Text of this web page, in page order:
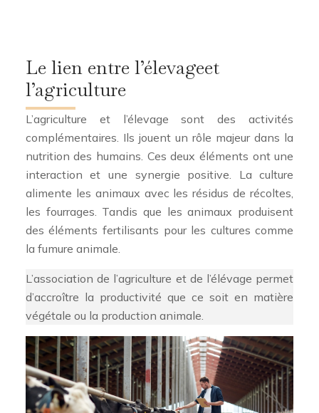
Le lien entre l’élevageet
l’agriculture
L’agriculture et l’élevage sont des activités
complémentaires. Ils jouent un rôle majeur dans la
nutrition des humains. Ces deux éléments ont une
interaction et une synergie positive. La culture
alimente les animaux avec les résidus de récoltes,
les fourrages. Tandis que les animaux produisent
des éléments fertilisants pour les cultures comme
la fumure animale.
L’association de l’agriculture et de l’élévage permet
d’accroître la productivité que ce soit en matière
végétale ou la production animale.